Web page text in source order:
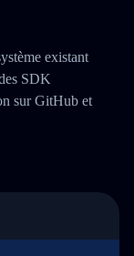
existant
SDK
sur GitHub et